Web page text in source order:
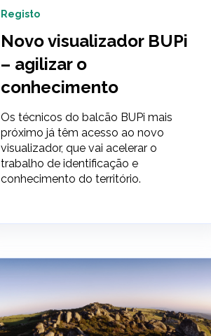
Registo
Novo visualizador BUPi
– agilizar o
conhecimento
Os técnicos do balcão BUPi mais
próximo já têm acesso ao novo
visualizador, que vai acelerar o
trabalho de identificação e
conhecimento do território.